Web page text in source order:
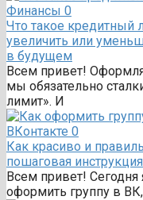
Финансы 0
Что такое кредитный
увеличить или
в будущем
Всем привет!
мы обязательно
лимит». И
ВКонтакте 0
Как красиво и
пошаговая инструкция
Всем привет!
оформить группу в